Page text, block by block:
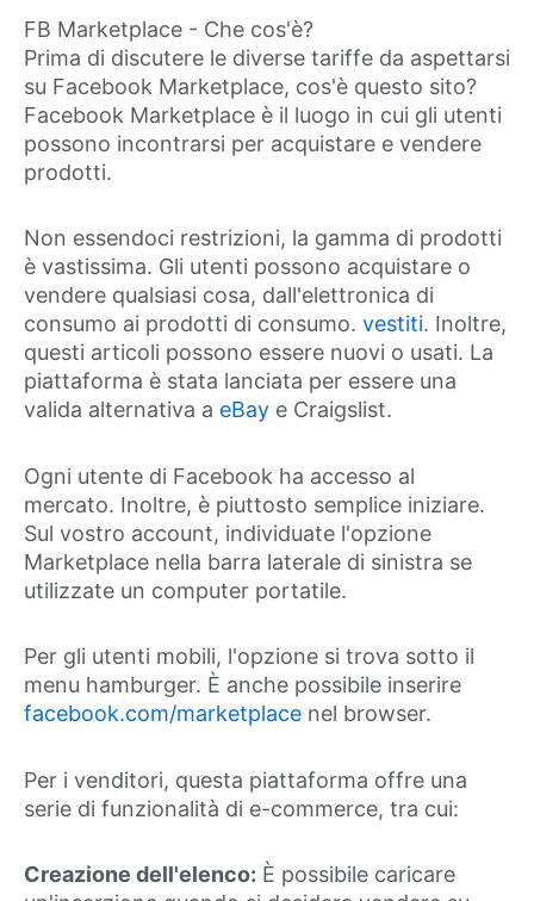
FB Marketplace - Che cos'è?
Prima di discutere le diverse tariffe da aspettarsi
su Facebook Marketplace, cos'è questo sito?
Facebook Marketplace è il luogo in cui gli utenti
possono incontrarsi per acquistare e vendere
prodotti.
Non essendoci restrizioni, la gamma di prodotti
è vastissima. Gli utenti possono acquistare o
vendere qualsiasi cosa, dall'elettronica di
consumo ai prodotti di consumo. vestiti. Inoltre,
questi articoli possono essere nuovi o usati. La
piattaforma è stata lanciata per essere una
valida alternativa a eBay e Craigslist.
Ogni utente di Facebook ha accesso al
mercato. Inoltre, è piuttosto semplice iniziare.
Sul vostro account, individuate l'opzione
Marketplace nella barra laterale di sinistra se
utilizzate un computer portatile.
Per gli utenti mobili, l'opzione si trova sotto il
menu hamburger. È anche possibile inserire
facebook.com/marketplace nel browser.
Per i venditori, questa piattaforma offre una
serie di funzionalità di e-commerce, tra cui:
Creazione dell'elenco: È possibile caricare